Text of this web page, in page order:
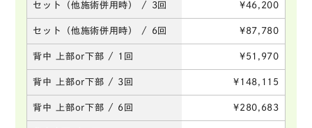
セット（他施術併用時） / 3回 ¥46,200
セット（他施術併用時） / 6回 ¥87,780
背中 上部or下部 / 1回 ¥51,970
背中 上部or下部 / 3回 ¥148,115
背中 上部or下部 / 6回 ¥280,683